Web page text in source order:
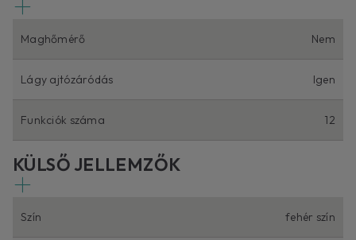
Maghőmérő Nem
Lágy ajtózáródás Igen
Funkciók száma 12
KÜLSŐ JELLEMZŐK
Szín fehér szín